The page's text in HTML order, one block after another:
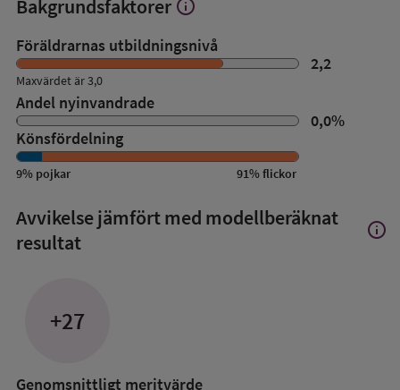
Bakgrundsfaktorer Visa
om
Bakgrundsfaktorer
info
Föräldrarnas utbildningsnivå
2,2
Maxvärdet är 3,0
Andel nyinvandrade
0,0%
Könsfördelning
9% pojkar 91%flickor
Avvikelse jämfört med modellberäknat
resultat
Visa
info
+27
Genomsnittligt meritvärde